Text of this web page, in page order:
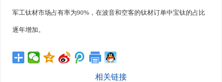
军工钛材市场占有率为90%，在波音和空客的钛材订单中宝钛的占比
逐年增加。
相关链接